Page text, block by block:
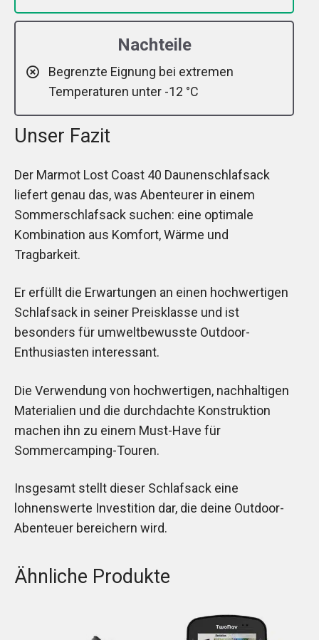
Nachteile
Begrenzte Eignung bei extremen
Temperaturen unter -12 °C
Unser Fazit
Der Marmot Lost Coast 40 Daunenschlafsack
liefert genau das, was Abenteurer in einem
Sommerschlafsack suchen: eine optimale
Kombination aus Komfort, Wärme und
Tragbarkeit.
Er erfüllt die Erwartungen an einen hochwertigen
Schlafsack in seiner Preisklasse und ist
besonders für umweltbewusste Outdoor-
Enthusiasten interessant.
Die Verwendung von hochwertigen, nachhaltigen
Materialien und die durchdachte Konstruktion
machen ihn zu einem Must-Have für
Sommercamping-Touren.
Insgesamt stellt dieser Schlafsack eine
lohnenswerte Investition dar, die deine Outdoor-
Abenteuer bereichern wird.
Ähnliche Produkte